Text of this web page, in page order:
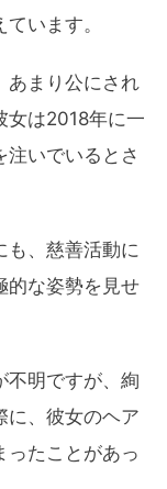
います。
あまり公にされ
女は2018年に一
いでいるとさ
も、慈善活動に
的な姿勢を見せ
不明ですが、絢
に、彼女のヘア
ったことがあっ